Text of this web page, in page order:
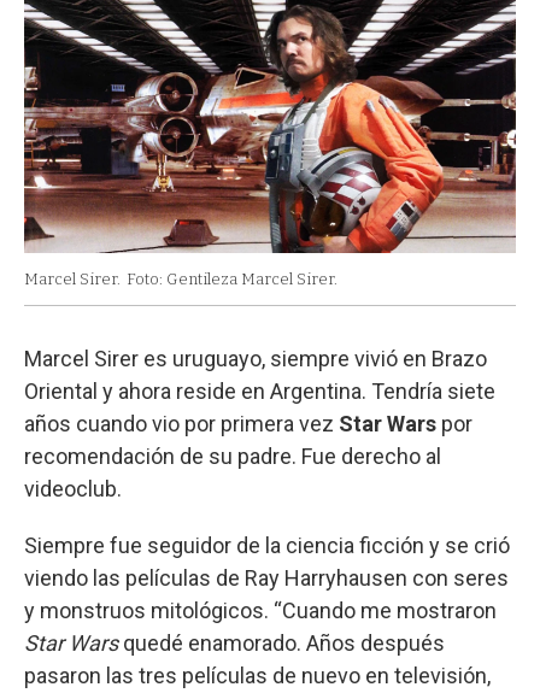
Marcel Sirer. Foto: Gentileza Marcel Sirer.
Marcel Sirer es uruguayo, siempre vivió en Brazo
Oriental y ahora reside en Argentina. Tendría siete
años cuando vio por primera vez Star Wars por
recomendación de su padre. Fue derecho al
videoclub.
Siempre fue seguidor de la ciencia ficción y se crió
viendo las películas de Ray Harryhausen con seres
y monstruos mitológicos. “Cuando me mostraron
Star Warsquedé enamorado. Años después
pasaron las tres películas de nuevo en televisión,